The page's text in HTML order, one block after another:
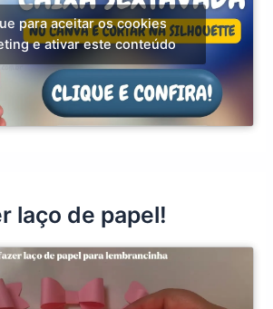
para aceitar os cookies
e ativar este conteúdo
laço de papel!